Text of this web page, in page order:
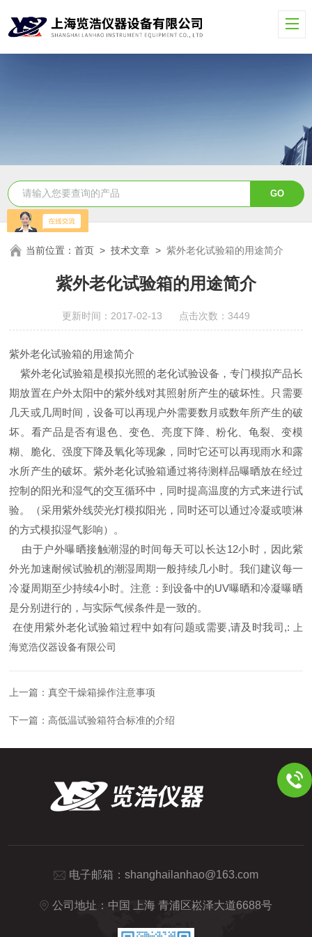
当前位置：首页 >技术文章 >紫外老化试验箱的用途简介
紫外老化试验箱的用途简介
更新时间：2017-02-13 点击次数：3449
紫外老化试验箱的用途简介
紫外老化试验箱是模拟光照的老化试验设备，专门模拟产品长
期放置在户外太阳中的紫外线对其照射所产生的破坏性。 只需要
几天或几周时间，设备可以再现户外需要数月或数年所产生的破
坏。看产品是否有退色、变色、亮度下降、粉化、龟裂、变模
糊、脆化、强度下降及氧化等现象，同时它还可以再现雨水和露
水所产生的破坏。紫外老化试验箱通过将待测样品曝晒放在经过
控制的阳光和湿气的交互循环中，同时提高温度的方式来进行试
验。（采用紫外线荧光灯模拟阳光，同时还可以通过冷凝或喷淋
的方式模拟湿气影响）。
由于户外曝晒接触潮湿的时间每天可以长达12小时，因此紫
外光加速耐候试验机的潮湿周期一般持续几小时。我们建议每一
冷凝周期至少持续4小时。注意：到设备中的UV曝晒和冷凝曝晒
是分别进行的，与实际气候条件是一致的。
在使用紫外老化试验箱过程中如有问题或需要,请及时我司,:
上
海览浩仪器设备有限公司
上一篇：真空干燥箱操作注意事项
下一篇：高低温试验箱符合标准的介绍
电子邮箱： shanghailanhao@163.com
公司地址：中国 上海 青浦区崧泽大道6688号